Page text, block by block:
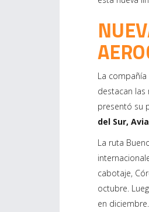
La
destacan las
presentó su
del Sur,
La ruta
cabotaje,
octubre.
en